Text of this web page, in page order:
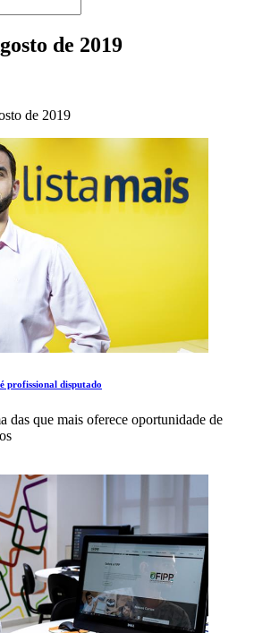
de 2019
de 2019
profissional disputado
das que mais oferece oportunidade de